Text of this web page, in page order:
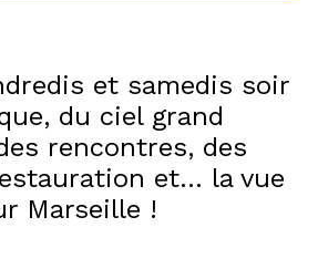
et samedis soir
du ciel grand
rencontres, des
et… la vue
Marseille !